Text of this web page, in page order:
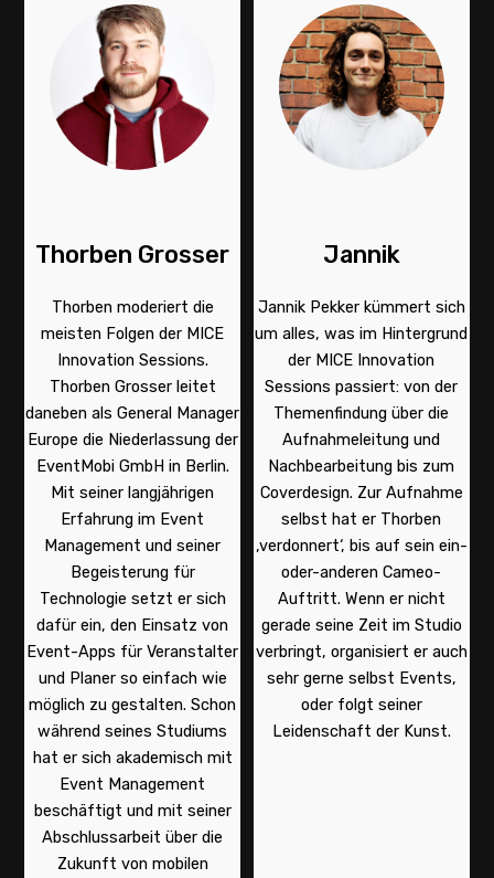
Thorben Grosser
Thorben moderiert die
meisten Folgen der MICE
Innovation Sessions.
Thorben Grosser leitet
daneben als General Manager
Europe die Niederlassung der
EventMobi GmbH in Berlin.
Mit seiner langjährigen
Erfahrung im Event
Management und seiner
Begeisterung für
Technologie setzt er sich
dafür ein, den Einsatz von
Event-Apps für Veranstalter
und Planer so einfach wie
möglich zu gestalten. Schon
während seines Studiums
hat er sich akademisch mit
Event Management
beschäftigt und mit seiner
Abschlussarbeit über die
Zukunft von mobilen
Jannik
Jannik Pekker kümmert sich
um alles, was im Hintergrund
der MICE Innovation
Sessions passiert: von der
Themenfindung über die
Aufnahmeleitung und
Nachbearbeitung bis zum
Coverdesign. Zur Aufnahme
selbst hat er Thorben
‚verdonnert‘, bis auf sein ein-
oder-anderen Cameo-
Auftritt. Wenn er nicht
gerade seine Zeit im Studio
verbringt, organisiert er auch
sehr gerne selbst Events,
oder folgt seiner
Leidenschaft der Kunst.